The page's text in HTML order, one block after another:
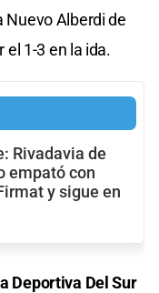
Nuevo Alberdi de
el 1-3 en la ida.
Rivadavia de
empató con
y sigue en
Deportiva Del Sur